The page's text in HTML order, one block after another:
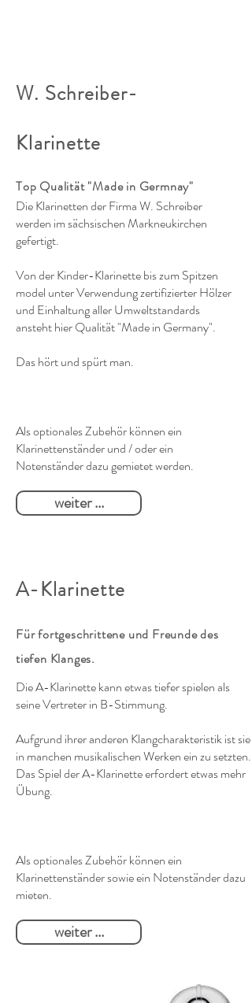
W. Schreiber-
Klarinette
Top Qualität "Made in Germnay"
Die Klarinetten der Firma W. Schreiber
werden im sächsischen Markneukirchen
gefertigt.
Von der Kinder-Klarinette bis zum Spitzen
model unter Verwendung zertifizierter Hölzer
und Einhaltung aller Umweltstandards
ansteht hier Qualität "Made in Germany".
Das hört und spürt man.
Als optionales Zubehör können ein
Klarinettenständer und / oder ein
Notenständer dazu gemietet werden.
weiter ...
A-Klarinette
Für fortgeschrittene und Freunde des
tiefen Klanges.
Die A-Klarinette kann etwas tiefer spielen als
seine Vertreter in B-Stimmung.
Aufgrund ihrer anderen Klangcharakteristik ist sie
in manchen musikalischen Werken ein zu setzten.
Das Spiel der A-Klarinette erfordert etwas mehr
Übung.
Als optionales Zubehör können ein
Klarinettenständer sowie ein Notenständer dazu
mieten.
weiter ...